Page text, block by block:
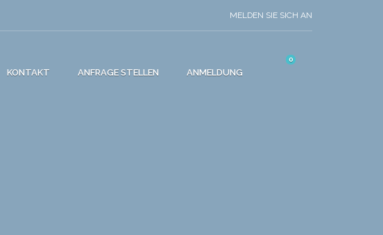
MELDEN SIE SICH AN
KONTAKT ANFRAGE STELLEN ANMELDUNG
0